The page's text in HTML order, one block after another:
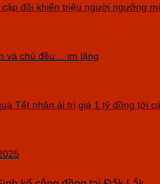
đôi khiến triệu người ngưỡng
và chủ đều… im lặng
Tết nhân ái trị giá 1 tỷ đồng tới